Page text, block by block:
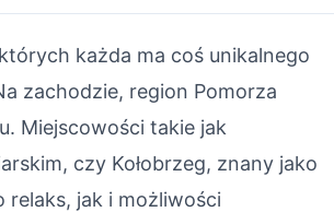
każda ma coś unikalnego
zachodzie, region Pomorza
Miejscowości takie jak
czy Kołobrzeg, znany jako
jak i możliwości